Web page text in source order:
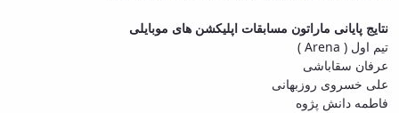
نتایج پایانی ماراتون مسابقات اپلیکشن های موبایلی
تیم اول ( Arena )
عرفان سقاباشی
علی خسروی روزبهانی
فاطمه دانش پژوه